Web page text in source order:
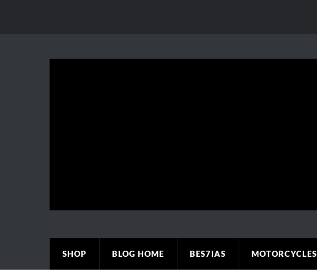
SHOP BLOG HOME BES7IAS MOTORCYCLES